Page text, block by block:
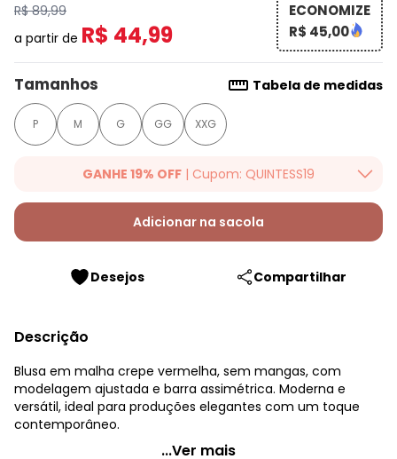
R$ 89,99
a partir de R$ 44,99
ECONOMIZE
R$ 45,00
Tamanhos Tabela de medidas
P M G GG XXG
GANHE 19% OFF | Cupom: QUINTESS19
Ganhe 19% OFF Extra em qualquer valor, usando o cupom:
QUINTESS19. Válido para toda loja Quintess, até 07/08/2026.
Adicionar na sacola
Desejos Compartilhar
Descrição
Blusa em malha crepe vermelha, sem mangas, com
modelagem ajustada e barra assimétrica. Moderna e
versátil, ideal para produções elegantes com um toque
contemporâneo.
Quintess - Blusa Vermelho em Malha Crepe
...Ver mais